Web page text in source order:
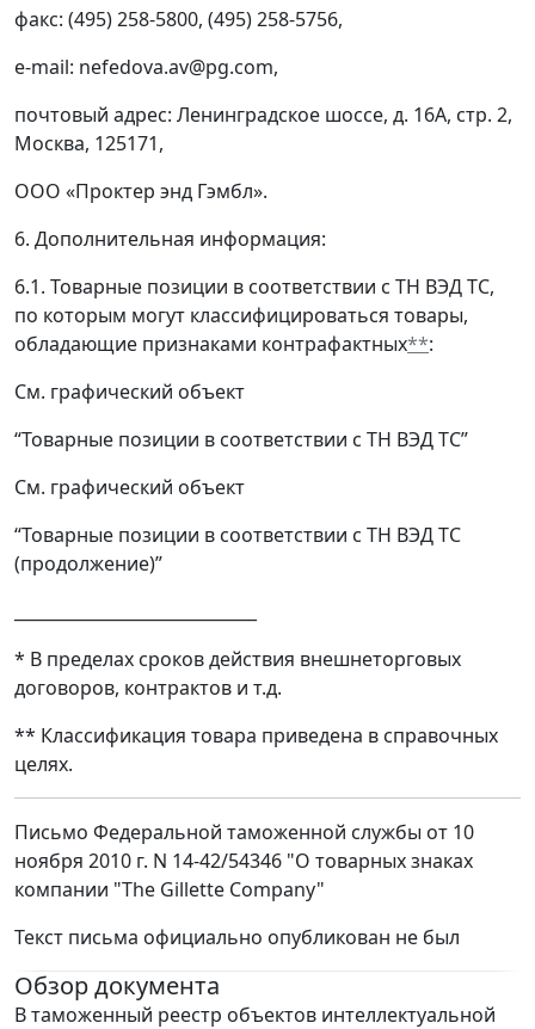
факс: (495) 258-5800, (495) 258-5756,
e-mail: nefedova.av@pg.com,
почтовый адрес: Ленинградское шоссе, д. 16А, стр. 2,
Москва, 125171,
ООО «Проктер энд Гэмбл».
6. Дополнительная информация:
6.1. Товарные позиции в соответствии с ТН ВЭД ТС,
по которым могут классифицироваться товары,
обладающие признаками контрафактных**:
См. графический объект
“Товарные позиции в соответствии с ТН ВЭД ТС”
См. графический объект
“Товарные позиции в соответствии с ТН ВЭД ТС
(продолжение)”
* В пределах сроков действия внешнеторговых
договоров, контрактов и т.д.
** Классификация товара приведена в справочных
целях.
Письмо Федеральной таможенной службы от 10
ноября 2010 г. N 14-42/54346 "О товарных знаках
компании "The Gillette Company"
Текст письма официально опубликован не был
Обзор документа
В таможенный реестр объектов интеллектуальной